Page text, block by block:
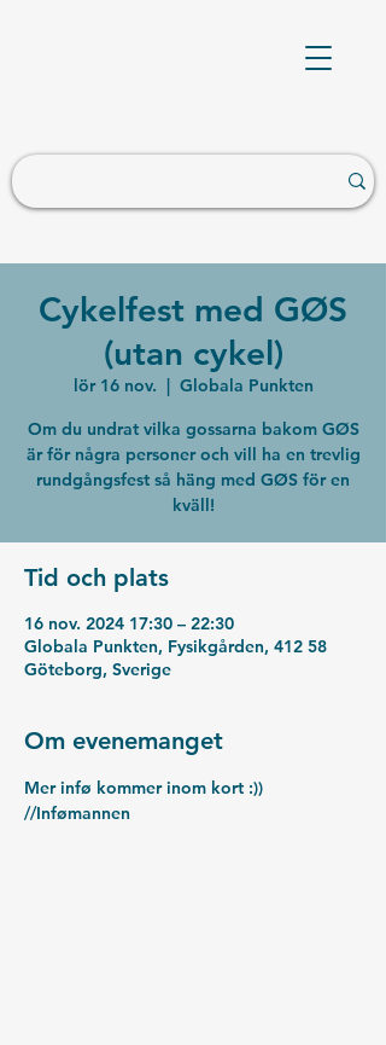
Cykelfest med GØS
(utan cykel)
lör 16 nov.
  |
Globala Punkten
Om du undrat vilka gossarna bakom GØS
är för några personer och vill ha en trevlig
rundgångsfest så häng med GØS för en
kväll!
Tid och plats
16 nov. 2024 17:30 – 22:30
Globala Punkten, Fysikgården, 412 58
Göteborg, Sverige
Om evenemanget
Mer infø kommer inom kort :))
//Infømannen